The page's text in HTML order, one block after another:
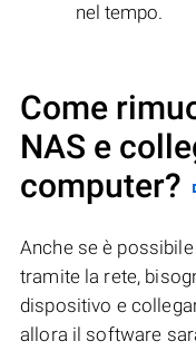
nel tempo.
Come
NAS e
computer?
Anche se è
tramite la rete,
dispositivo e
allora il software